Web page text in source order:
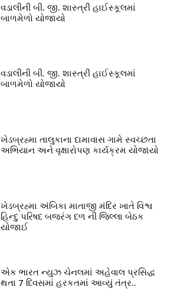
વડાલીની બી. જી. શાસ્ત્રી હાઈસ્કૂલમાં
બાળમેળો યોજાયો
વડાલીની બી. જી. શાસ્ત્રી હાઈસ્કૂલમાં
બાળમેળો યોજાયો
ખેડબ્રહ્મા તાલુકાના દામાવાસ ગામે સ્વચ્છતા
અભિયાન અને વૃક્ષારોપણ કાર્યક્રમ યોજાયો
ખેડબ્રહ્મા અંબિકા માતાજી મંદિર ખાતે વિશ્વ
હિન્દુ પરિષદ બજરંગ દળ ની જિલ્લા બેઠક
યોજાઈ
એક ભારત ન્યુઝ ચેનલમાં અહેવાલ પ્રસિદ્ધ
થતા 7 દિવસમાં હરકતમાં આવ્યું તંત્ર..